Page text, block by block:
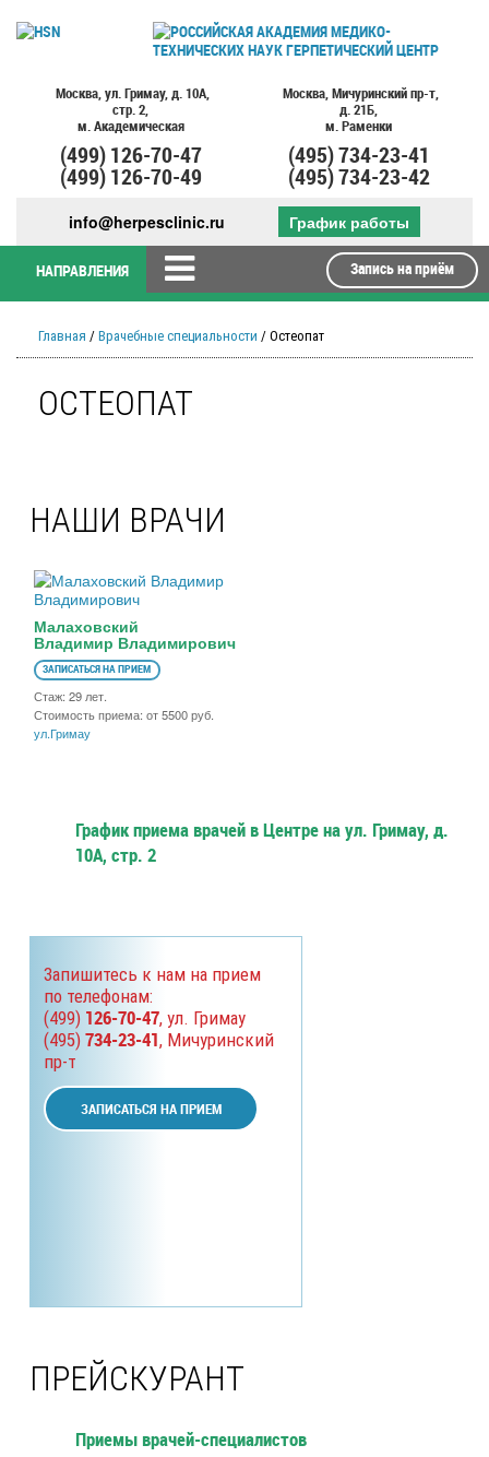
Москва, ул. Гримау, д. 10А,
стр. 2,
м. Академическая
(499)126-70-47
(499)126-70-49
Москва, Мичуринский пр-т,
д. 21Б,
м. Раменки
(495)734-23-41
(495)734-23-42
info@herpesclinic.ru График работы
НАПРАВЛЕНИЯ Запись на приём
Главная / Врачебные специальности / Остеопат
ОСТЕОПАТ
НАШИ ВРАЧИ
Малаховский
Владимир Владимирович
ЗАПИСАТЬСЯ НА ПРИЕМ
Стаж: 29 лет.
Стоимость приема: от 5500 руб.
ул.Гримау
График приема врачей в Центре на ул. Гримау, д.
10А, стр. 2
Запишитесь к нам на прием
по телефонам:
(499) 126-70-47, ул. Гримау
(495) 734-23-41, Мичуринский
пр-т
ЗАПИСАТЬСЯ НА ПРИЕМ
ПРЕЙСКУРАНТ
Приемы врачей-специалистов